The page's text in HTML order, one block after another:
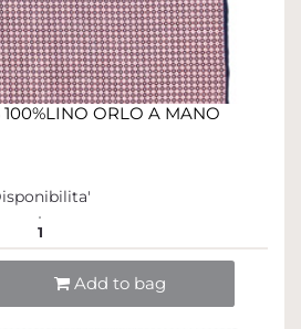
100%LINO ORLO A MANO
1
Add to bag